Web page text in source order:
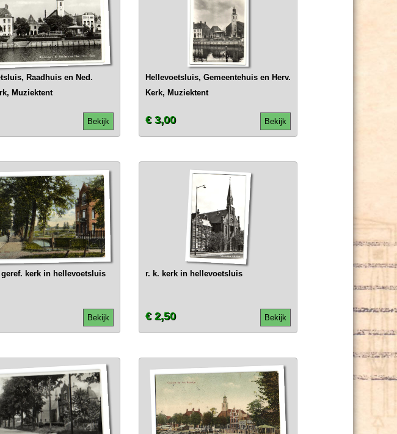
Raadhuis en Ned.
Muziektent
Bekijk
Hellevoetsluis, Gemeentehuis en Herv.
Kerk, Muziektent
Bekijk
€ 3,00
kerk in hellevoetsluis
Bekijk
r. k. kerk in hellevoetsluis
Bekijk
€ 2,50